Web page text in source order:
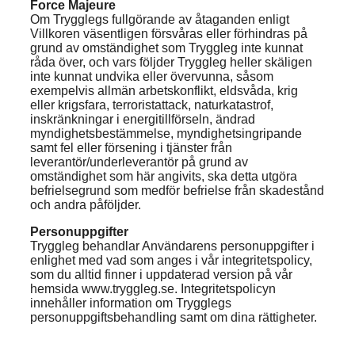
Force Majeure
Om Trygglegs fullgörande av åtaganden enligt
Villkoren väsentligen försvåras eller förhindras på
grund av omständighet som Tryggleg inte kunnat
råda över, och vars följder Tryggleg heller skäligen
inte kunnat undvika eller övervunna, såsom
exempelvis allmän arbetskonflikt, eldsvåda, krig
eller krigsfara, terroristattack, naturkatastrof,
inskränkningar i energitillförseln, ändrad
myndighetsbestämmelse, myndighetsingripande
samt fel eller försening i tjänster från
leverantör/underleverantör på grund av
omständighet som här angivits, ska detta utgöra
befrielsegrund som medför befrielse från skadestånd
och andra påföljder.
Personuppgifter
Tryggleg behandlar Användarens personuppgifter i
enlighet med vad som anges i vår integritetspolicy,
som du alltid finner i uppdaterad version på vår
hemsida www.tryggleg.se. Integritetspolicyn
innehåller information om Trygglegs
personuppgiftsbehandling samt om dina rättigheter.